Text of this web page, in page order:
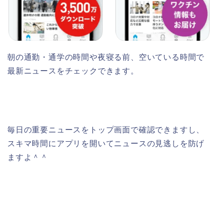
朝の通勤・通学の時間や夜寝る前、空いている時間で
最新ニュースをチェックできます。
毎日の重要ニュースをトップ画面で確認できますし、
スキマ時間にアプリを開いてニュースの見逃しを防げ
ますよ＾＾